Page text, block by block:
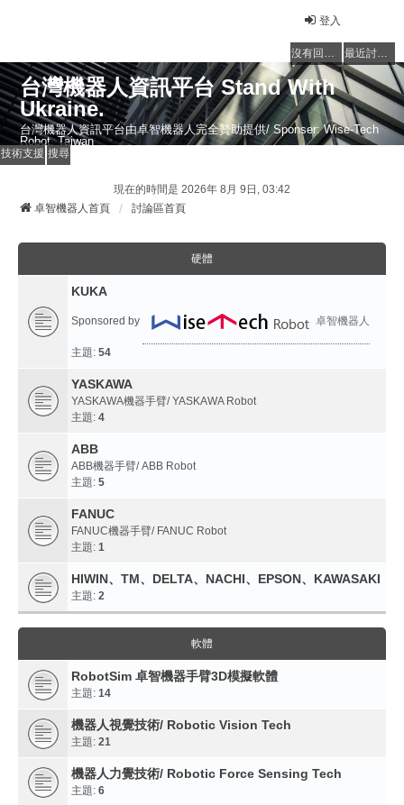
登入
沒有回覆的主題 最近討論的主題
台灣機器人資訊平台 Stand With
Ukraine.
台灣機器人資訊平台由卓智機器人完全贊助提供/ Sponser: Wise-Tech
Robot, Taiwan
技術支援 搜尋
現在的時間是 2026年 8月 9日, 03:42
卓智機器人首頁
討論區首頁
硬體
KUKA
Sponsored by 卓智機器人
主題: 54
YASKAWA
YASKAWA機器手臂/ YASKAWA Robot
主題: 4
ABB
ABB機器手臂/ ABB Robot
主題: 5
FANUC
FANUC機器手臂/ FANUC Robot
主題: 1
HIWIN、TM、DELTA、NACHI、EPSON、KAWASAKI
主題: 2
軟體
RobotSim 卓智機器手臂3D模擬軟體
主題: 14
機器人視覺技術/ Robotic Vision Tech
主題: 21
機器人力覺技術/ Robotic Force Sensing Tech
主題: 6